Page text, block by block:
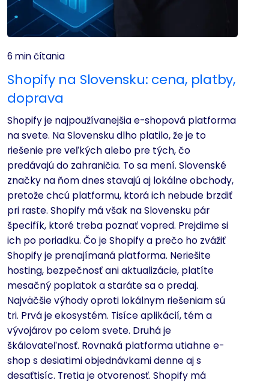
6 min čítania
Shopify na Slovensku: cena, platby,
doprava
Shopify je najpoužívanejšia e-shopová platforma
na svete. Na Slovensku dlho platilo, že je to
riešenie pre veľkých alebo pre tých, čo
predávajú do zahraničia. To sa mení. Slovenské
značky na ňom dnes stavajú aj lokálne obchody,
pretože chcú platformu, ktorá ich nebude brzdiť
pri raste. Shopify má však na Slovensku pár
špecifík, ktoré treba poznať vopred. Prejdime si
ich po poriadku. Čo je Shopify a prečo ho zvážiť
Shopify je prenajímaná platforma. Neriešite
hosting, bezpečnosť ani aktualizácie, platíte
mesačný poplatok a staráte sa o predaj.
Najväčšie výhody oproti lokálnym riešeniam sú
tri. Prvá je ekosystém. Tisíce aplikácií, tém a
vývojárov po celom svete. Druhá je
škálovateľnosť. Rovnaká platforma utiahne e-
shop s desiatimi objednávkami denne aj s
desaťtisíc. Tretia je otvorenosť. Shopify má